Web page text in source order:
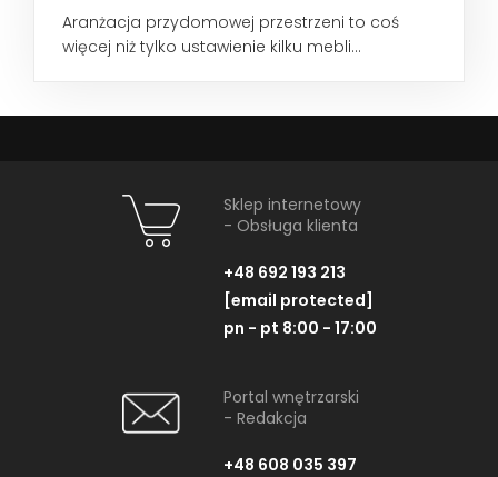
Aranżacja przydomowej przestrzeni to coś
więcej niż tylko ustawienie kilku mebli...
Sklep internetowy
- Obsługa klienta
+48 692 193 213
[email protected]
pn - pt 8:00 - 17:00
Portal wnętrzarski
- Redakcja
+48 608 035 397